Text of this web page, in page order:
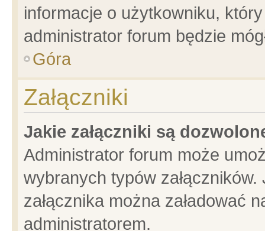
informacje o użytkowniku,
administrator forum będzie
Góra
Załączniki
Jakie załączniki są
Administrator forum może
wybranych typów
załącznika można załadować
administratorem.